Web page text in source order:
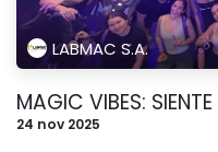
LABMAC S.A.
MAGIC VIBES:
24 nov 2025